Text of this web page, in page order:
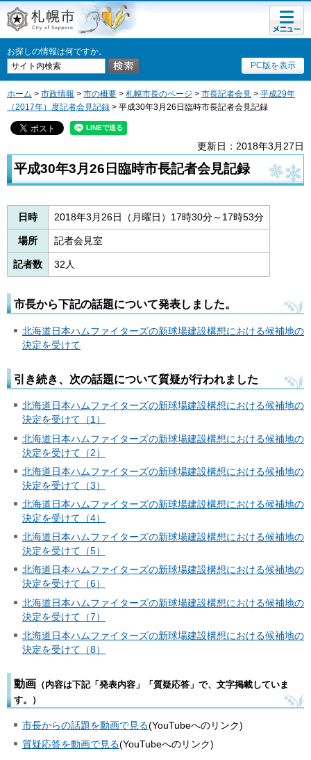
札幌市
お探しの情報は何ですか。
PC版を表示
メニュ
ー
ホーム > 市政情報 > 市の概要 > 札幌市長のページ > 市長記者会見 > 平成29年
（2017年）度記者会見記録 > 平成30年3月26日臨時市長記者会見記録
更新日：2018年3月27日
平成30年3月26日臨時市長記者会見記録
日時 2018年3月26日（月曜日）17時30分～17時53分
場所 記者会見室
記者数 32人
市長から下記の話題について発表しました。
北海道日本ハムファイターズの新球場建設構想における候補地の
決定を受けて
引き続き、次の話題について質疑が行われました
北海道日本ハムファイターズの新球場建設構想における候補地の
決定を受けて（1）
北海道日本ハムファイターズの新球場建設構想における候補地の
決定を受けて（2）
北海道日本ハムファイターズの新球場建設構想における候補地の
決定を受けて（3）
北海道日本ハムファイターズの新球場建設構想における候補地の
決定を受けて（4）
北海道日本ハムファイターズの新球場建設構想における候補地の
決定を受けて（5）
北海道日本ハムファイターズの新球場建設構想における候補地の
決定を受けて（6）
北海道日本ハムファイターズの新球場建設構想における候補地の
決定を受けて（7）
北海道日本ハムファイターズの新球場建設構想における候補地の
決定を受けて（8）
動画 （内容は下記「発表内容」「質疑応答」で、文字掲載していま
す。）
市長からの話題を動画で見る(YouTubeへのリンク)
質疑応答を動画で見る(YouTubeへのリンク)